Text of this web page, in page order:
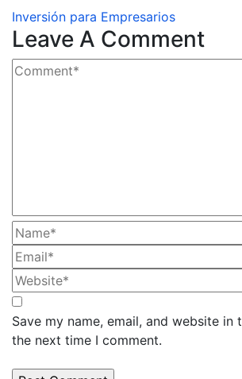
Inversión para Empresarios
Leave A Comment
Save my name, email, and website in
the next time I comment.